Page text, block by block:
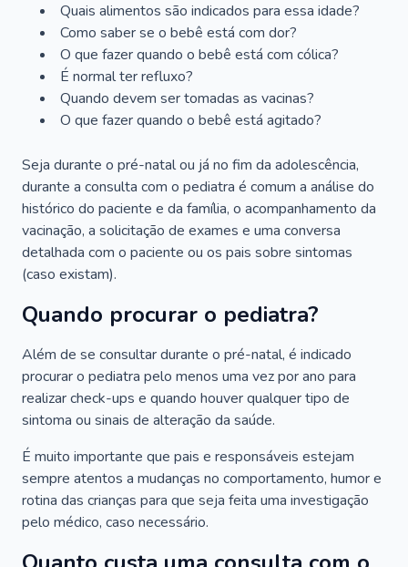
Quais alimentos são indicados para essa idade?
Como saber se o bebê está com dor?
O que fazer quando o bebê está com cólica?
É normal ter refluxo?
Quando devem ser tomadas as vacinas?
O que fazer quando o bebê está agitado?
Seja durante o pré-natal ou já no fim da adolescência,
durante a consulta com o pediatra é comum a análise do
histórico do paciente e da família, o acompanhamento da
vacinação, a solicitação de exames e uma conversa
detalhada com o paciente ou os pais sobre sintomas
(caso existam).
Quando procurar o pediatra?
Além de se consultar durante o pré-natal, é indicado
procurar o pediatra pelo menos uma vez por ano para
realizar check-ups e quando houver qualquer tipo de
sintoma ou sinais de alteração da saúde.
É muito importante que pais e responsáveis estejam
sempre atentos a mudanças no comportamento, humor e
rotina das crianças para que seja feita uma investigação
pelo médico, caso necessário.